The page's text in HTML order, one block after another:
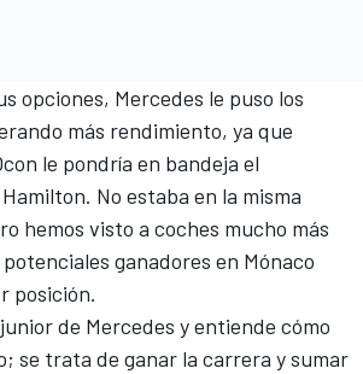
opciones, Mercedes le puso los
más rendimiento, ya que
le pondría en bandeja el
No estaba en la misma
hemos visto a coches mucho más
ganadores en Mónaco
posición.
de Mercedes y entiende cómo
se trata de ganar la carrera y sumar